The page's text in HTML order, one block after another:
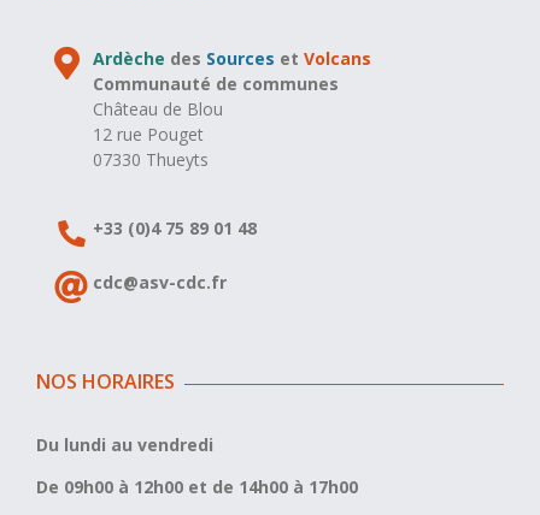
Ardèche des Sources etVolcans
Communauté de communes
Château de Blou
12 rue Pouget
07330 Thueyts
+33 (0)4 75 89 01 48
cdc@asv-cdc.fr
NOS HORAIRES
Du lundi au vendredi
De 09h00 à 12h00 et de 14h00 à 17h00